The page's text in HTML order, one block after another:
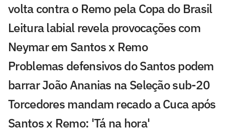
volta contra o Remo pela Copa do Brasil
Leitura labial revela provocações com
Neymar em Santos x Remo
Problemas defensivos do Santos podem
barrar João Ananias na Seleção sub-20
Torcedores mandam recado a Cuca após
Santos x Remo: 'Tá na hora'